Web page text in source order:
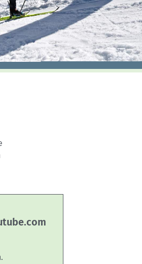
und Bergsteigen